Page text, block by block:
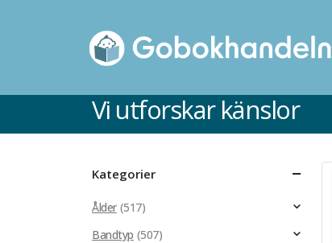
Vi utforskar känslor
Kategorier
Ålder (517)
Bandtyp (507)